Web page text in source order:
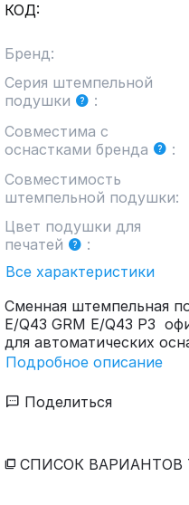
КОД:
Бренд:
Серия штемпельной
подушки
:
Совместима с
оснастками бренда
:
Совместимость
штемпельной подушки:
Цвет подушки для
печатей
:
Все характеристики
Сменная штемпельная
E/Q43 GRM E/Q43 P3
для автоматических
Подробное описание
Поделиться
СПИСОК ВАРИАНТОВ